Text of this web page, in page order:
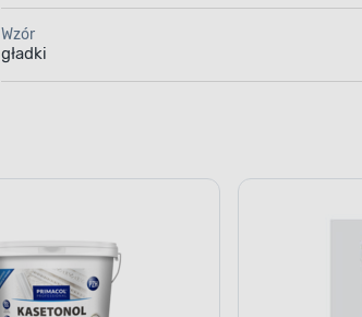
Wzór
gładki